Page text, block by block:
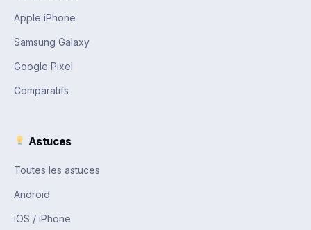
Apple iPhone
Samsung Galaxy
Google Pixel
Comparatifs
Astuces
Toutes les astuces
Android
iOS / iPhone